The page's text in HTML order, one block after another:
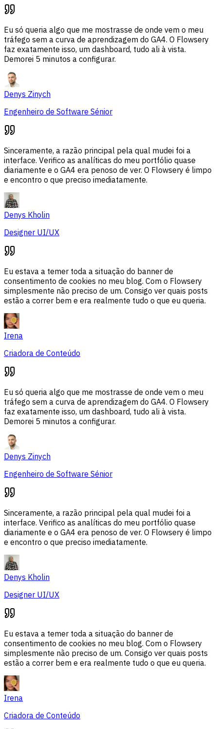
Eu só queria algo que me mostrasse de onde vem o meu
tráfego sem a curva de aprendizagem do GA4. O Flowsery
faz exatamente isso, um dashboard, tudo ali à vista.
Demorei 5 minutos a configurar.
Denys Zinych
Engenheiro de Software Sénior
Sinceramente, a razão principal pela qual mudei foi a
interface. Verifico as analíticas do meu portfólio quase
diariamente e o GA4 era penoso de ver. O Flowsery é limpo
e encontro o que preciso imediatamente.
Denys Kholin
Designer UI/UX
Eu estava a temer toda a situação do banner de
consentimento de cookies no meu blog. Com o Flowsery
simplesmente não preciso de um. Consigo ver quais posts
estão a correr bem e era realmente tudo o que eu queria.
Irena
Criadora de Conteúdo
Eu só queria algo que me mostrasse de onde vem o meu
tráfego sem a curva de aprendizagem do GA4. O Flowsery
faz exatamente isso, um dashboard, tudo ali à vista.
Demorei 5 minutos a configurar.
Denys Zinych
Engenheiro de Software Sénior
Sinceramente, a razão principal pela qual mudei foi a
interface. Verifico as analíticas do meu portfólio quase
diariamente e o GA4 era penoso de ver. O Flowsery é limpo
e encontro o que preciso imediatamente.
Denys Kholin
Designer UI/UX
Eu estava a temer toda a situação do banner de
consentimento de cookies no meu blog. Com o Flowsery
simplesmente não preciso de um. Consigo ver quais posts
estão a correr bem e era realmente tudo o que eu queria.
Irena
Criadora de Conteúdo